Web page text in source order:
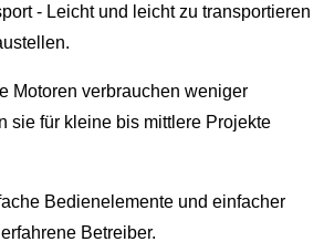
- Leicht und leicht zu transportieren
Motoren verbrauchen weniger
sie für kleine bis mittlere Projekte
Bedienelemente und einfacher
Betreiber.